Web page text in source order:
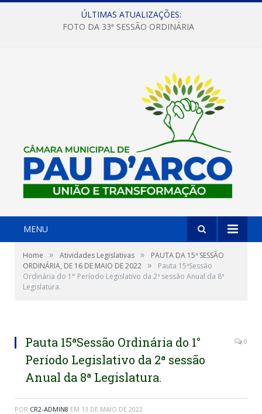
ÚLTIMAS ATUALIZAÇÕES:
FOTO DA 33ª SESSÃO ORDINÁRIA
MENU
Home » Atividades Legislativas »
PAUTA DA 15ª SESSÃO
ORDINÁRIA, DE 16 DE MAIO DE 2022 »
Pauta 15ªSessão
Ordinária do 1° Período Legislativo da 2ª sessão Anual da 8ª
Legislatura.
Pauta 15ªSessão Ordinária do 1°
Período Legislativo da 2ª sessão
Anual da 8ª Legislatura.
0
POR CR2-ADMIN8 EM 13 DE MAIO DE 2022